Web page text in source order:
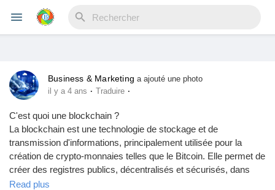
Reels
Mes événements
Business & Marketing a ajouté une photo
il y a 4 ans · Traduire ·
C'est quoi une blockchain ?
La blockchain est une technologie de stockage et de
transmission d'informations, principalement utilisée pour la
création de crypto-monnaies telles que le Bitcoin. Elle permet de
créer des registres publics, décentralisés et sécurisés, dans
lesquels les données ne peuvent être modifiées qu'avec
Read plus